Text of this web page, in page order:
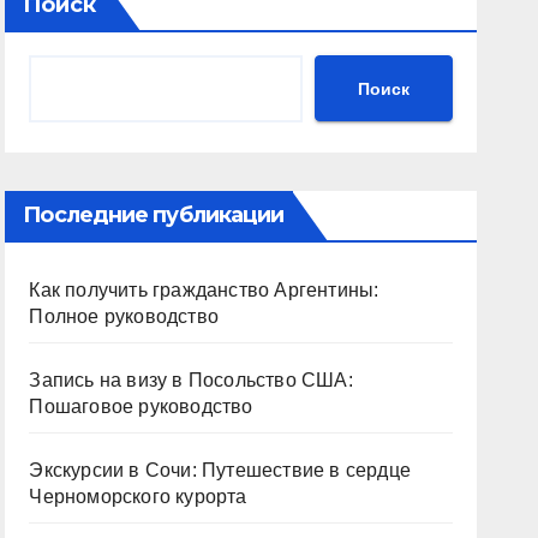
Поиск
Последние публикации
Как получить гражданство Аргентины:
Полное руководство
Запись на визу в Посольство США:
Пошаговое руководство
Экскурсии в Сочи: Путешествие в сердце
Черноморского курорта